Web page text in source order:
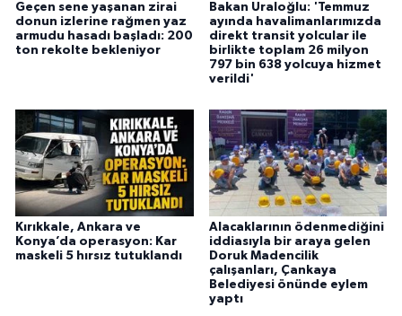
Geçen sene yaşanan zirai
donun izlerine rağmen yaz
armudu hasadı başladı: 200
ton rekolte bekleniyor
Bakan Uraloğlu: 'Temmuz
ayında havalimanlarımızda
direkt transit yolcular ile
birlikte toplam 26 milyon
797 bin 638 yolcuya hizmet
verildi'
Kırıkkale, Ankara ve
Konya’da operasyon: Kar
maskeli 5 hırsız tutuklandı
Alacaklarının ödenmediğini
iddiasıyla bir araya gelen
Doruk Madencilik
çalışanları, Çankaya
Belediyesi önünde eylem
yaptı